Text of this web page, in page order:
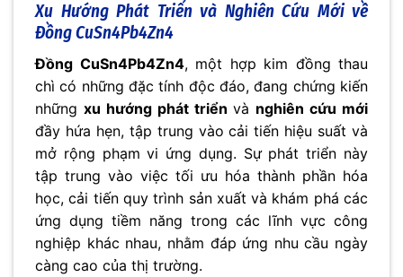
Xu Hướng Phát Triển và Nghiên Cứu Mới về
Đồng CuSn4Pb4Zn4
Đồng CuSn4Pb4Zn4, một hợp kim đồng thau
chì có những đặc tính độc đáo, đang chứng kiến
những xu hướng phát triển và nghiên cứu mới
đầy hứa hẹn, tập trung vào cải tiến hiệu suất và
mở rộng phạm vi ứng dụng. Sự phát triển này
tập trung vào việc tối ưu hóa thành phần hóa
học, cải tiến quy trình sản xuất và khám phá các
ứng dụng tiềm năng trong các lĩnh vực công
nghiệp khác nhau, nhằm đáp ứng nhu cầu ngày
càng cao của thị trường.